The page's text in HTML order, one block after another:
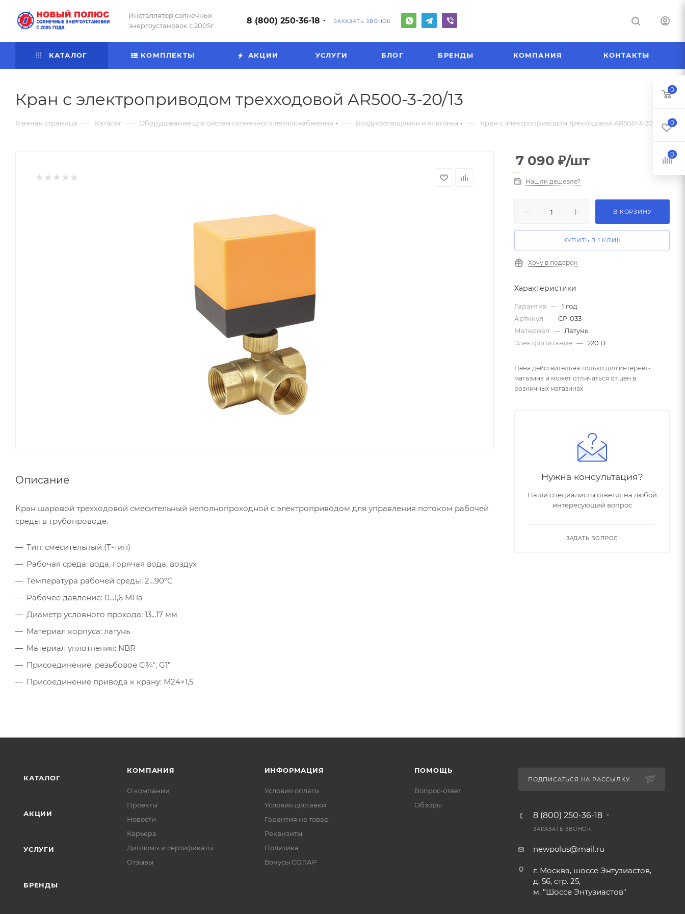
Инсталлятор солнечных
энергоустановок с 2005г.
8 (800) 250-36-18 ЗАКАЗАТЬ ЗВОНОК
КАТАЛОГ КОМПЛЕКТЫ АКЦИИ УСЛУГИ БЛОГ БРЕНДЫ КОМПАНИЯ КОНТАКТЫ
Кран с электроприводом трехходовой AR500-3-20/13
Главная страница — Каталог — Оборудование для систем солнечного теплоснабжения — Воздухоотводчики и клапаны — Кран с электроприводом трехходовой AR500-3-20/13
Описание
Кран шаровой трехходовой смесительный неполнопроходной с электроприводом для управления потоком рабочей
среды в трубопроводе.
Тип: смесительный (T-тип)
Рабочая среда: вода, горячая вода, воздух
Температура рабочей среды: 2…90°С
Рабочее давление: 0...1,6 МПа
Диаметр условного прохода: 13...17 мм
Материал корпуса: латунь
Материал уплотнения: NBR
Присоединение: резьбовое G¾", G1"
Присоединение привода к крану: М24×1,5
7 090 ₽/шт
Нашли дешевле?
В КОРЗИНУ
КУПИТЬ В 1 КЛИК
Хочу в подарок
Характеристики
Гарантия — 1 год
Артикул — CP-033
Материал — Латунь
Электропитание — 220 В
Цена действительна только для интернет-
магазина и может отличаться от цен в
розничных магазинах
Нужна консультация?
Наши специалисты ответят на любой
интересующий вопрос
ЗАДАТЬ ВОПРОС
КАТАЛОГ
АКЦИИ
УСЛУГИ
БРЕНДЫ
КОМПАНИЯ
О компании
Проекты
Новости
Карьера
Дипломы и сертификаты
Отзывы
ИНФОРМАЦИЯ
Условия оплаты
Условия доставки
Гарантия на товар
Реквизиты
Политика
Бонусы СОЛАР
ПОМОЩЬ
Вопрос-ответ
Обзоры
ПОДПИСАТЬСЯ НА РАССЫЛКУ
8 (800) 250-36-18
ЗАКАЗАТЬ ЗВОНОК
newpolus@mail.ru
г. Москва, шоссе Энтузиастов,
д. 56, стр. 25,
м. "Шоссе Энтузиастов"
0
0
0